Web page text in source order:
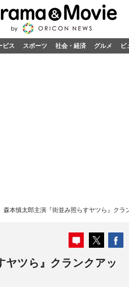
ビス スポーツ 社会・経済 グルメ ビ
森本慎太郎主演『街並み照らすヤツら』クラ
ヤツら』クランクアッ